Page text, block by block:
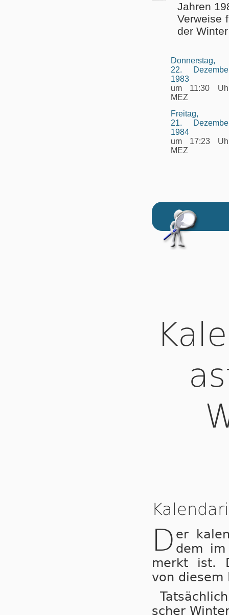
Jahren
Verweise
der
Donnerstag,
22.
1983
um 11:30
MEZ
Freitag,
21.
1984
um 17:23
MEZ
D er
dem
merkt ist.
von die­sem
scher